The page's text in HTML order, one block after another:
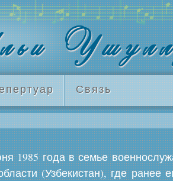
Связь
1985 года в семье
(Узбекистан), где ранее